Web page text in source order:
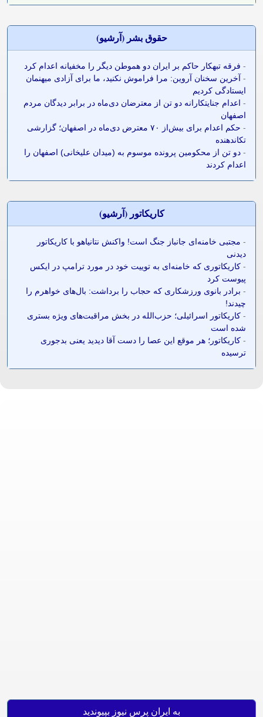
حقوق بشر (آرشيو)
- فرقه تبهکار حاکم بر ایران دو هموطن دیگر را مخفیانه اعدام کرد
- آخرین سخنان آروین: مرا فراموش نکنید، ما برای آزادی میهنمان
ایستادگی کردیم
- اعدام جنایتکارانه دو تن از معترضان دی‌ماه در برابر دیدگان مردم
اصفهان
-
حکم اعدام برای بیش‌از ۷۰ معترض دی‌ماه در اصفهان؛ گزارشی
تکاندهنده
- دو تن از محکومین پرونده موسوم به (میدان علیخانی) اصفهان را
اعدام کردند
کاريکاتور (آرشيو)
- مجتبی خامنه‌ای جانباز جنگ است! واکنش نتانیاهو با کاریکاتور
دیدنی
- کاریکاتوری که خامنه‌ای به توییت خود در مورد ترامپ در ایکس
پیوست کرد
- برادر بانوی ورزشکاری که حجاب را برداشت: بال‌های خواهرم را
چیدند!
- کاریکاتور اسرائیلی؛ حزب‌الله در بخش مراقبت‌های ویژه بستری
شده است
- کاریکاتور؛ هر موقع این عصا را دست آقا دیدید یعنی بدجوری
ترسیده
به ایران پرس نیوز بپیوندید